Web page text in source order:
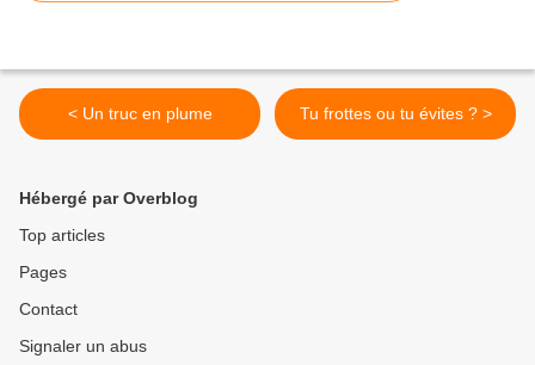
< Un truc en plume Tu frottes ou tu évites ? >
Hébergé par Overblog
Top articles
Pages
Contact
Signaler un abus